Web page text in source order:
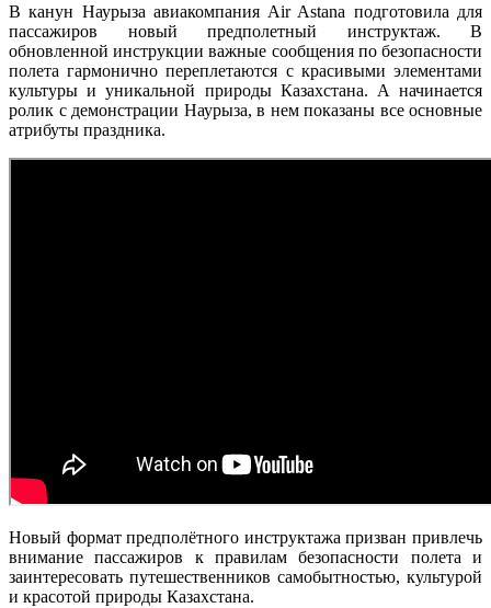
В канун Наурыза авиакомпания Air Astana подготовила для
пассажиров новый предполетный инструктаж. В
обновленной инструкции важные сообщения по безопасности
полета гармонично переплетаются с красивыми элементами
культуры и уникальной природы Казахстана. А начинается
ролик с демонстрации Наурыза, в нем показаны все основные
атрибуты праздника.
Новый формат предполётного инструктажа призван привлечь
внимание пассажиров к правилам безопасности полета и
заинтересовать путешественников самобытностью, культурой
и красотой природы Казахстана.